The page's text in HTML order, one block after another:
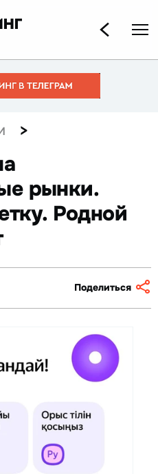
>
рынки.
Родной
Поделиться